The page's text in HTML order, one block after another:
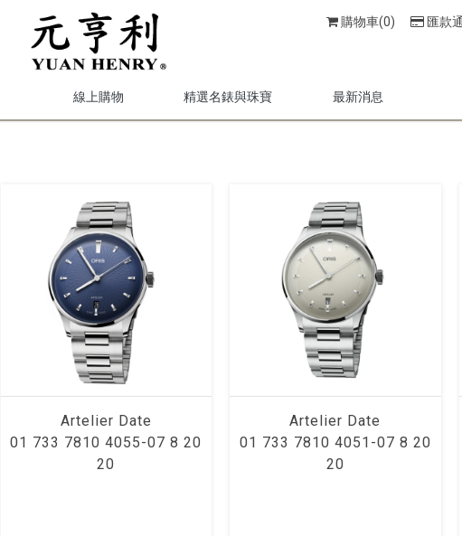
線上購物 精選名錶與珠寶 最新消息
購物車(0) 匯款
Artelier Date
01 733 7810 4055-07 8 20
20
Artelier Date
01 733 7810 4051-07 8 20
20